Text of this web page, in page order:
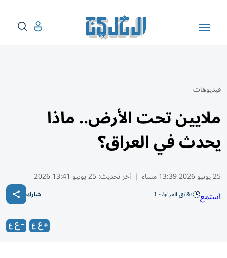
فيديوهات
ملايين تحت الأرض.. ماذا
يحدث في العراق؟
25 يونيو 2026 13:39 مساء | آخر تحديث:25 يونيو 13:41 2026
استمع دقائق القراءة - 1 شارك